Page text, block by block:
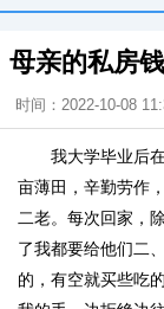
母亲的私房钱
时间：2022-10-08
我大学毕业后
亩薄田，辛勤劳作
二老。每次回家，
了我都要给他们二
的，有空就买些吃